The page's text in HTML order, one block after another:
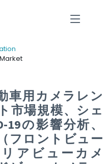
車用カメラレン
市場規模、シェ
19の影響分析、
フロントビュー
アビューカメ